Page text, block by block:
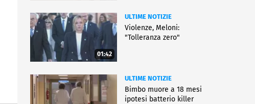
01:42
ULTIME NOTIZIE
Violenze, Meloni:
"Tolleranza zero"
ULTIME NOTIZIE
Bimbo muore a 18 mesi
ipotesi batterio killer